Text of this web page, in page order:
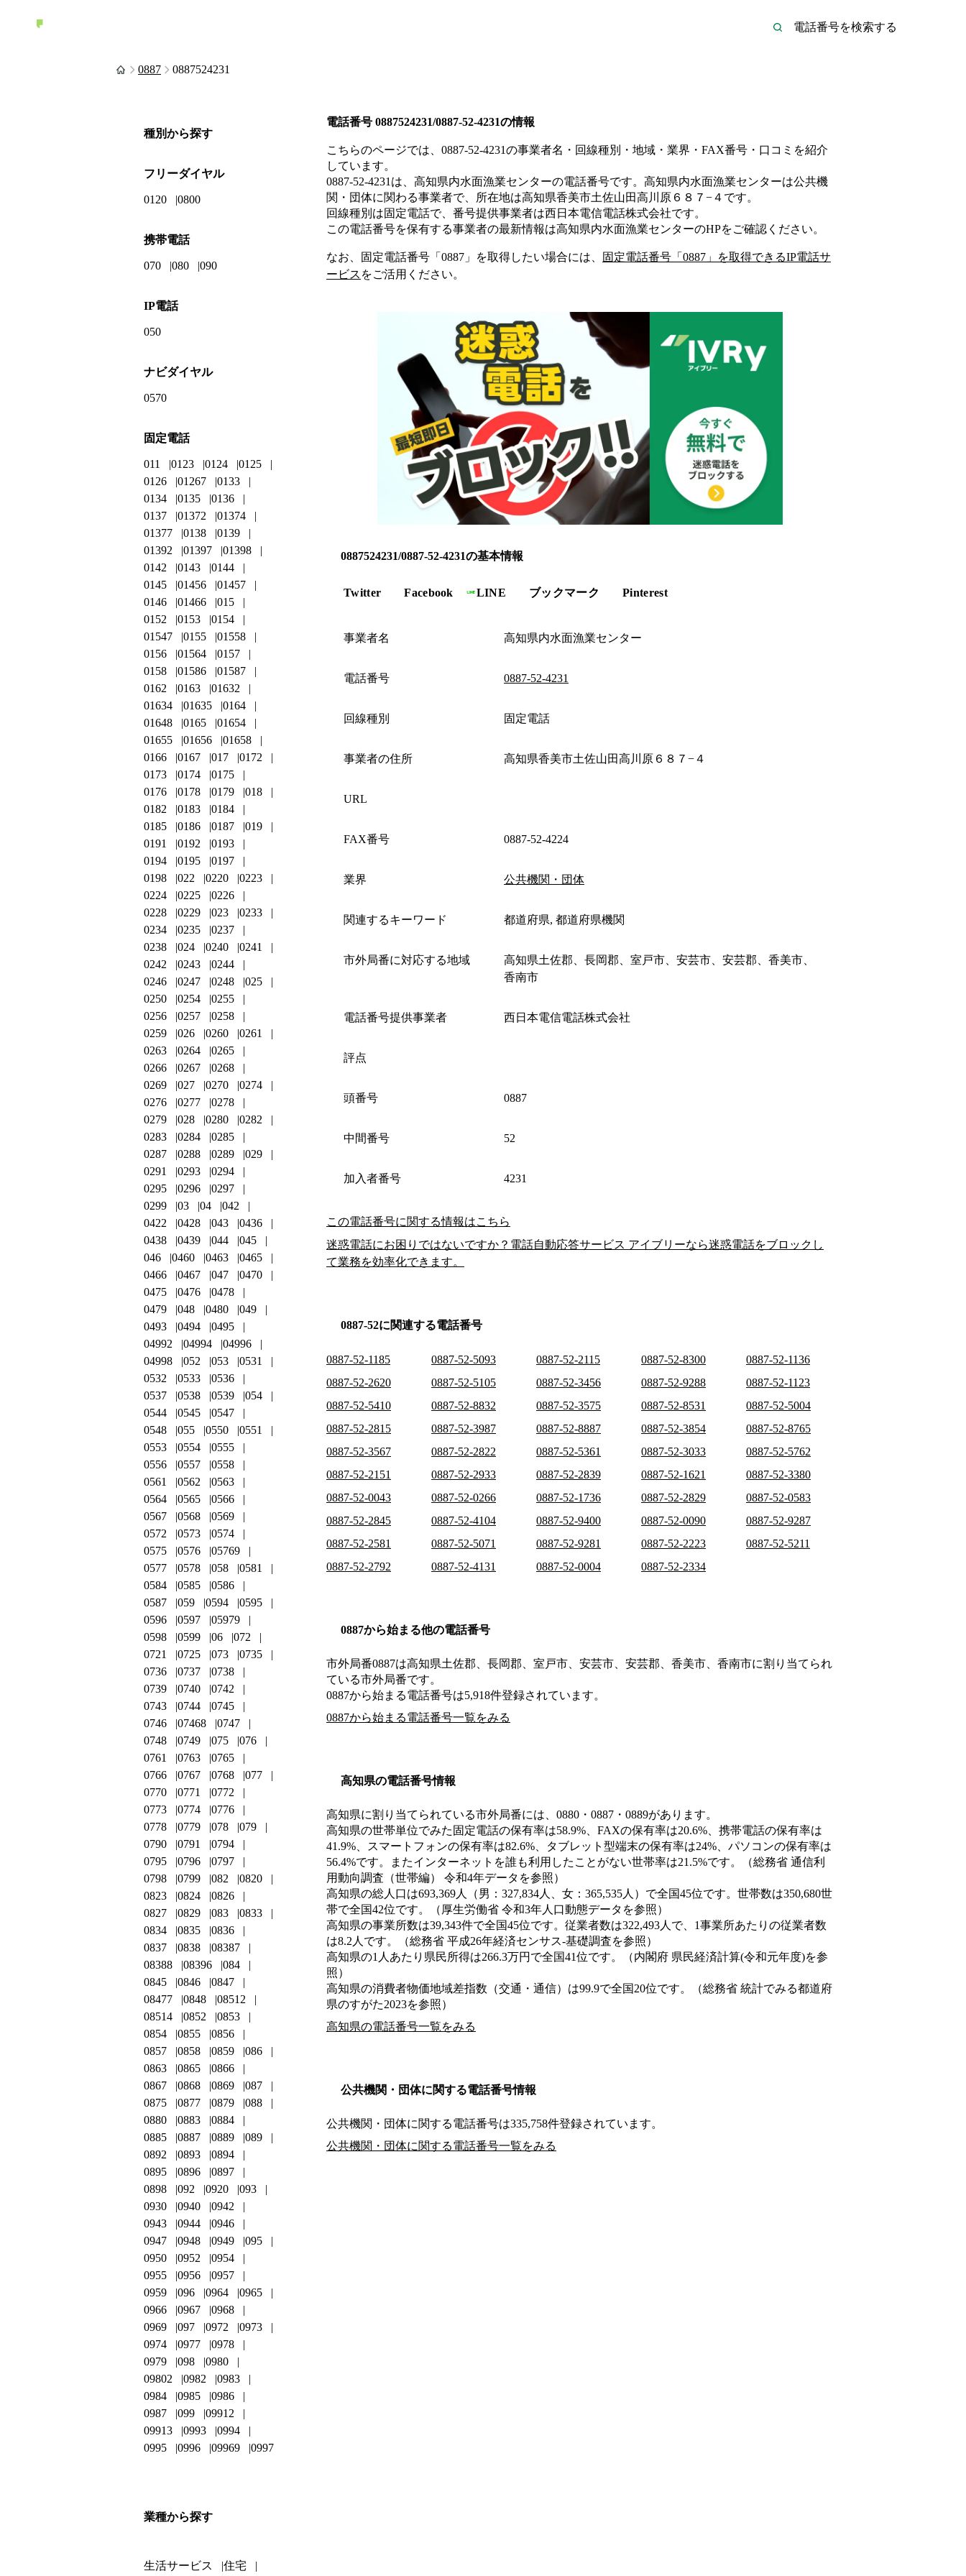
0887 0887524231
電話番号 0887524231/0887-52-4231の情報
こちらのページでは、 0887-52-4231の事業者名・回線種別・地域・業界・FAX番号・口コミを紹介
しています。
0887-52-4231 は、 高知県内水面漁業センターの電話番号です。 高知県内水面漁業センターは公共機
関・団体に関わる事業者で、所在地は高知県香美市土佐山田高川原６８７−４ です。
回線種別は固定電話で、番号提供事業者は西日本電信電話株式会社です。
この電話番号を保有する事業者の最新情報は高知県内水面漁業センターのHPをご確認ください。
なお、固定電話番号「 0887 」を取得したい場合には、 固定電話番号「 0887 」を取得できるIP電話サ
ービス をご活用ください。
0887524231/0887-52-4231の基本情報
Twitter Facebook LINE ブックマーク Pinterest
事業者名 高知県内水面漁業センター
電話番号 0887-52-4231
回線種別 固定電話
事業者の住所 高知県香美市土佐山田高川原６８７−４
URL
FAX番号 0887-52-4224
業界 公共機関・団体
関連するキーワード 都道府県, 都道府県機関
市外局番に対応する地域
高知県土佐郡、長岡郡、室戸市、安芸市、安芸郡、香美市、
香南市
電話番号提供事業者 西日本電信電話株式会社
評点
頭番号 0887
中間番号 52
加入者番号 4231
この電話番号に関する情報はこちら
迷惑電話にお困りではないですか？電話自動応答サービス アイブリーなら迷惑電話をブロックし
て業務を効率化できます。
0887-52に関連する電話番号
0887-52-1185 0887-52-5093 0887-52-2115 0887-52-8300
0887-52-1136
0887-52-2620
0887-52-5105 0887-52-3456 0887-52-9288
0887-52-1123
0887-52-5410
0887-52-8832 0887-52-3575 0887-52-8531
0887-52-5004
0887-52-2815
0887-52-3987 0887-52-8887 0887-52-3854
0887-52-8765
0887-52-3567
0887-52-2822 0887-52-5361 0887-52-3033
0887-52-5762
0887-52-2151
0887-52-2933 0887-52-2839 0887-52-1621
0887-52-3380
0887-52-0043
0887-52-0266 0887-52-1736 0887-52-2829
0887-52-0583
0887-52-2845
0887-52-4104 0887-52-9400 0887-52-0090
0887-52-9287
0887-52-2581
0887-52-5071 0887-52-9281 0887-52-2223
0887-52-5211
0887-52-2792
0887-52-4131 0887-52-0004 0887-52-2334
0887から始まる他の電話番号
市外局番0887は高知県土佐郡、長岡郡、室戸市、安芸市、安芸郡、香美市、香南市に割り当てられ
ている市外局番です。
0887から始まる電話番号は5,918件登録されています。
0887から始まる電話番号一覧をみる
高知県の電話番号情報
高知県に割り当てられている市外局番には、0880・0887・0889があります。
高知県の世帯単位でみた固定電話の保有率は58.9%、FAXの保有率は20.6%、携帯電話の保有率は
41.9%、スマートフォンの保有率は82.6%、タブレット型端末の保有率は24%、パソコンの保有率は
56.4%です。またインターネットを誰も利用したことがない世帯率は21.5%です。（総務省 通信利
用動向調査（世帯編） 令和4年データを参照）
高知県の総人口は693,369人（男：327,834人、女：365,535人）で全国45位です。世帯数は350,680世
帯で全国42位です。（厚生労働省 令和3年人口動態データを参照）
高知県の事業所数は39,343件で全国45位です。従業者数は322,493人で、1事業所あたりの従業者数
は8.2人です。（総務省 平成26年経済センサス‐基礎調査を参照）
高知県の1人あたり県民所得は266.3万円で全国41位です。（内閣府 県民経済計算(令和元年度)を参
照）
高知県の消費者物価地域差指数（交通・通信）は99.9で全国20位です。（総務省 統計でみる都道府
県のすがた2023を参照）
高知県の電話番号一覧をみる
公共機関・団体に関する電話番号情報
公共機関・団体に関する電話番号は335,758件登録されています。
公共機関・団体に関する電話番号一覧をみる
種別から探す
フリーダイヤル
0120 0800
携帯電話
070 080 090
IP電話
050
ナビダイヤル
0570
固定電話
011 0123 0124
0125
0126
01267
0133
0134
0135
0136
0137
01372
01374
01377
0138
0139
01392
01397
01398
0142
0143
0144
0145
01456
01457
0146
01466
015
0152
0153
0154
01547
0155
01558
0156
01564
0157
0158
01586
01587
0162
0163
01632
01634
01635
0164
01648
0165
01654
01655
01656
01658
0166
0167 017
0172
0173
0174
0175
0176
0178 0179
018
0182
0183
0184
0185
0186 0187
019
0191
0192
0193
0194
0195
0197
0198
022 0220
0223
0224
0225
0226
0228
0229 023
0233
0234
0235
0237
0238
024 0240
0241
0242
0243
0244
0246
0247 0248
025
0250
0254
0255
0256
0257
0258
0259
026 0260
0261
0263
0264
0265
0266
0267
0268
0269
027 0270
0274
0276
0277
0278
0279
028 0280
0282
0283
0284
0285
0287
0288 0289
029
0291
0293
0294
0295
0296
0297
0299
03 04
042
0422
0428 043
0436
0438
0439 044
045
046
0460 0463
0465
0466
0467 047
0470
0475
0476
0478
0479
048 0480
049
0493
0494
0495
04992
04994
04996
04998
052 053
0531
0532
0533
0536
0537
0538 0539
054
0544
0545
0547
0548
055 0550
0551
0553
0554
0555
0556
0557
0558
0561
0562
0563
0564
0565
0566
0567
0568
0569
0572
0573
0574
0575
0576
05769
0577
0578 058
0581
0584
0585
0586
0587
059 0594
0595
0596
0597
05979
0598
0599 06
072
0721
0725 073
0735
0736
0737
0738
0739
0740
0742
0743
0744
0745
0746
07468
0747
0748
0749 075
076
0761
0763
0765
0766
0767 0768
077
0770
0771
0772
0773
0774
0776
0778
0779 078
079
0790
0791
0794
0795
0796
0797
0798
0799 082
0820
0823
0824
0826
0827
0829 083
0833
0834
0835
0836
0837
0838
08387
08388
08396
084
0845
0846
0847
08477
0848
08512
08514
0852
0853
0854
0855
0856
0857
0858 0859
086
0863
0865
0866
0867
0868 0869
087
0875
0877 0879
088
0880
0883
0884
0885
0887 0889
089
0892
0893
0894
0895
0896
0897
0898
092 0920
093
0930
0940
0942
0943
0944
0946
0947
0948 0949
095
0950
0952
0954
0955
0956
0957
0959
096 0964
0965
0966
0967
0968
0969
097 0972
0973
0974
0977
0978
0979
098
0980
09802
0982
0983
0984
0985
0986
0987
099
09912
09913
0993
0994
0995
0996 09969 0997
業種から探す
生活サービス 住宅